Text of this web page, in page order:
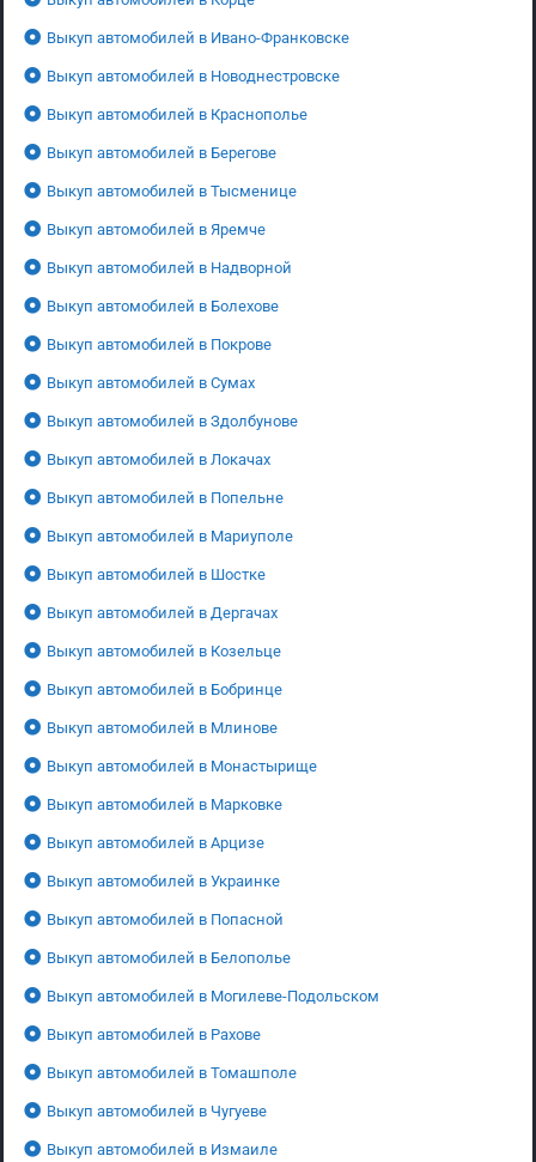
Выкуп автомобилей в Ивано-Франковске
Выкуп автомобилей в Новоднестровске
Выкуп автомобилей в Краснополье
Выкуп автомобилей в Берегове
Выкуп автомобилей в Тысменице
Выкуп автомобилей в Яремче
Выкуп автомобилей в Надворной
Выкуп автомобилей в Болехове
Выкуп автомобилей в Покрове
Выкуп автомобилей в Сумах
Выкуп автомобилей в Здолбунове
Выкуп автомобилей в Локачах
Выкуп автомобилей в Попельне
Выкуп автомобилей в Мариуполе
Выкуп автомобилей в Шостке
Выкуп автомобилей в Дергачах
Выкуп автомобилей в Козельце
Выкуп автомобилей в Бобринце
Выкуп автомобилей в Млинове
Выкуп автомобилей в Монастырище
Выкуп автомобилей в Марковке
Выкуп автомобилей в Арцизе
Выкуп автомобилей в Украинке
Выкуп автомобилей в Попасной
Выкуп автомобилей в Белополье
Выкуп автомобилей в Могилеве-Подольском
Выкуп автомобилей в Рахове
Выкуп автомобилей в Томашполе
Выкуп автомобилей в Чугуеве
Выкуп автомобилей в Измаиле